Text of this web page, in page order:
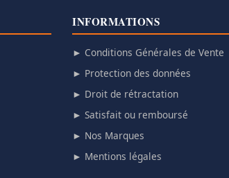
INFORMATIONS
► Conditions Générales de Vente
► Protection des données
► Droit de rétractation
► Satisfait ou remboursé
► Nos Marques
► Mentions légales